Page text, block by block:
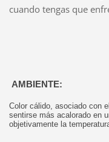
cuando tengas que
AMBIENTE:
Color cálido, asociado con
sentirse más acalorado en
objetivamente la